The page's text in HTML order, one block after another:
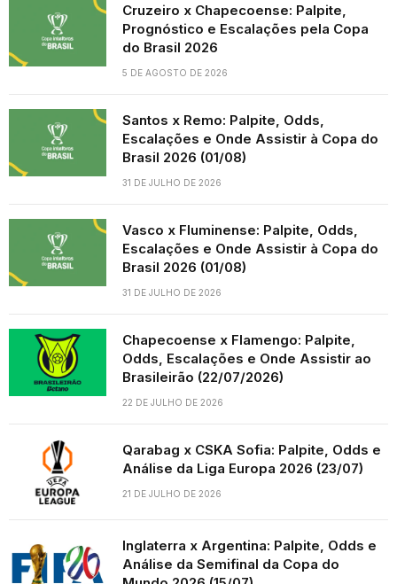
Cruzeiro x Chapecoense: Palpite,
Prognóstico e Escalações pela Copa
do Brasil 2026
5 DE AGOSTO DE 2026
Santos x Remo: Palpite, Odds,
Escalações e Onde Assistir à Copa do
Brasil 2026 (01/08)
31 DE JULHO DE 2026
Vasco x Fluminense: Palpite, Odds,
Escalações e Onde Assistir à Copa do
Brasil 2026 (01/08)
31 DE JULHO DE 2026
Chapecoense x Flamengo: Palpite,
Odds, Escalações e Onde Assistir ao
Brasileirão (22/07/2026)
22 DE JULHO DE 2026
Qarabag x CSKA Sofia: Palpite, Odds e
Análise da Liga Europa 2026 (23/07)
21 DE JULHO DE 2026
Inglaterra x Argentina: Palpite, Odds e
Análise da Semifinal da Copa do